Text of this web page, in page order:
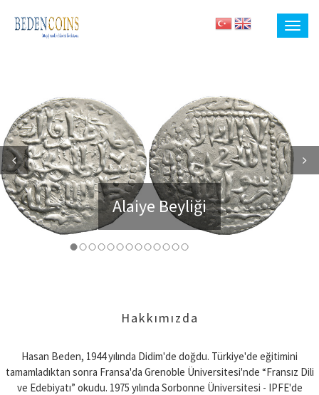
Alaiye Beyliği
Previous
Hakkımızda
Hasan Beden, 1944 yılında Didim'de doğdu. Türkiye'de eğitimini
tamamladıktan sonra Fransa'da Grenoble Üniversitesi'nde “Fransız Dili
ve Edebiyatı” okudu. 1975 yılında Sorbonne Üniversitesi - IPFE'de